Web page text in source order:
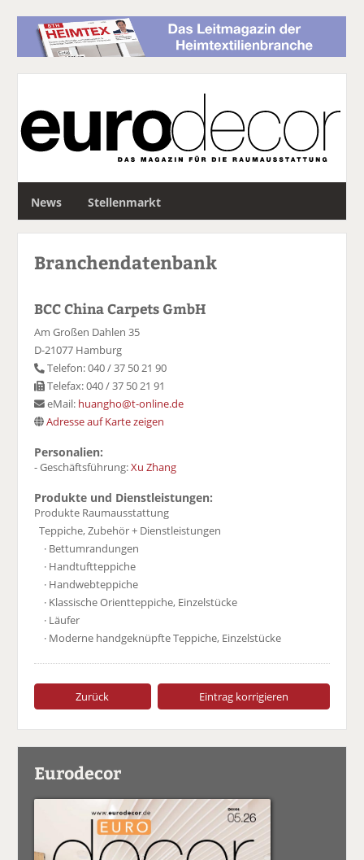
News Stellenmarkt
c
Branchendatenbank
BCC China Carpets GmbH
Am Großen Dahlen 35
D-21077 Hamburg
Telefon: 040 / 37 50 21 90
Telefax: 040 / 37 50 21 91
eMail: huangho@t-online.de
Adresse auf Karte zeigen
Personalien:
- Geschäftsführung:Xu Zhang
Produkte und Dienstleistungen:
Produkte Raumausstattung
Teppiche, Zubehör + Dienstleistungen
· Bettumrandungen
· Handtuftteppiche
· Handwebteppiche
· Klassische Orientteppiche, Einzelstücke
· Läufer
· Moderne handgeknüpfte Teppiche, Einzelstücke
Zurück Eintrag korrigieren
Eurodecor